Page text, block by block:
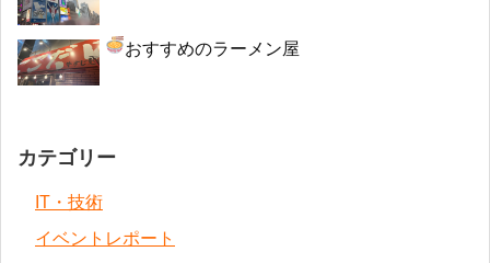
おすすめのラーメン屋
カテゴリー
IT・技術
イベントレポート